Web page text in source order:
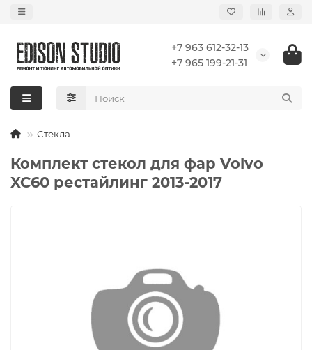
+7 963 612-32-13
+7 965 199-21-31
Стекла
Комплект стекол для фар Volvo
XC60 рестайлинг 2013-2017